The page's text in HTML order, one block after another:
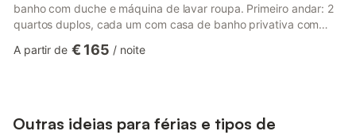
banho com duche e máquina de lavar roupa. Primeiro andar: 2
quartos duplos, cada um com casa de banho privativa com
Chegada entre as 16:00 e as 19:00 Partida entre as 08:00 e as
(obriga...
A partir de € 165 / noite
Outras ideias para férias e tipos de